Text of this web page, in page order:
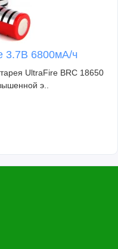
3.7В 6800мА/ч
UltraFire BRC 18650
э..